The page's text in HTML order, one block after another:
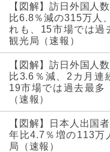
【図解】訪日外国人
比6.8％減の315万人
れも、15市場では
観光局（速報）
【図解】訪日外国人
比3.6％減、2カ月連
19市場では過去最
（速報）
【図解】日本人出国
年比4.7％増の113
局（速報）